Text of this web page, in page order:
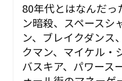
80年代とはなんだ
ン暗殺、スペースシ
ン、ブレイクダンス
クマン、マイケル・
バスキア、パワース